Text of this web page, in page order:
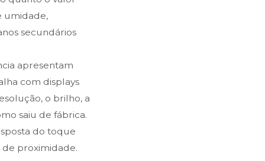
umidade,
secundários
apresentam
com displays
o brilho, a
saiu de fábrica.
do toque
de proximidade.